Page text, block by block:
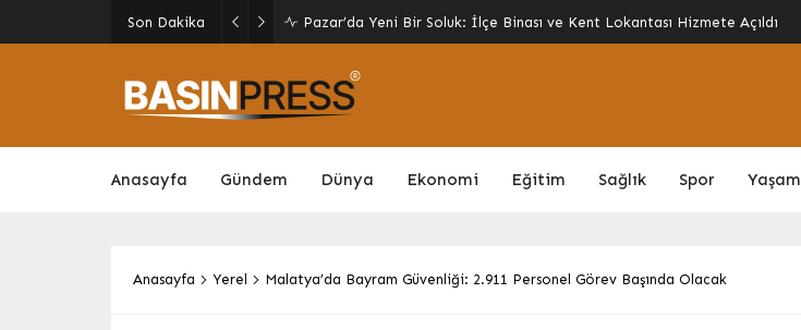
Son Dakika
Giresun’da Yaz Kur’an Kursları Sokak Oyunlarıyla Şenlendi: Gelenekler
Yeniden Canlandı
Anasayfa Gündem Dünya Ekonomi Eğitim Sağlık Spor Yaşam
Anasayfa Yerel Malatya’da Bayram Güvenliği: 2.911 Personel Görev Başında Olacak